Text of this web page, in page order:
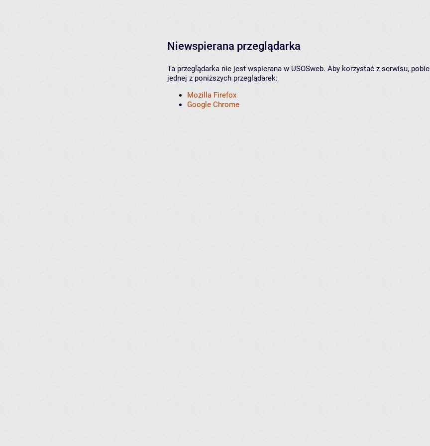
Niewspierana przeglądarka
Ta przeglądarka nie jest wspierana w USOSweb. Aby korzystać z serwisu,
jednej z poniższych przeglądarek:
Mozilla Firefox
Google Chrome